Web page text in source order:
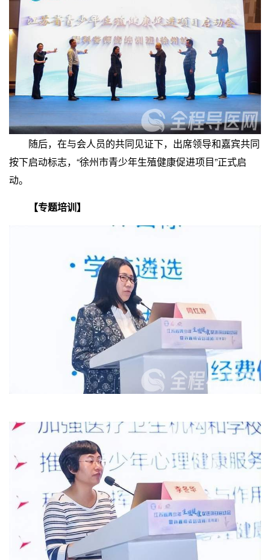
随后，在与会人员的共同见证下，出席领导和嘉宾共同
按下启动标志，“徐州市青少年生殖健康促进项目”正式启
动。
【专题培训】